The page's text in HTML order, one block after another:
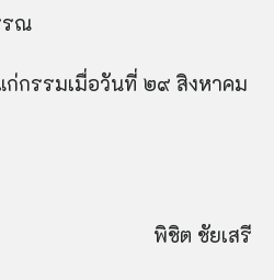
รณ
กรรมเมื่อวันที่ ๒๙ สิงหาคม
พิชิต ชัยเสรี